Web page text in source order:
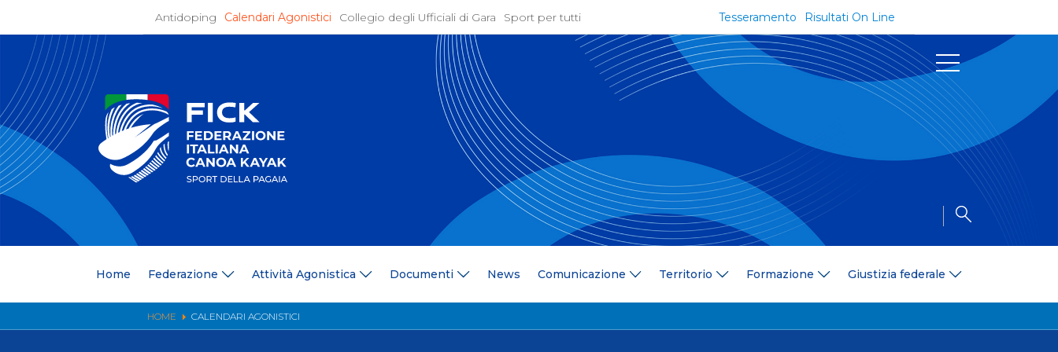
Antidoping Calendari Agonistici Collegio degli Ufficiali di Gara Sport per tutti Risultati On Line
Tesseramento
Home Federazione Attività Agonistica Documenti News Comunicazione Territorio Formazione Giustizia federale
HOME CALENDARI AGONISTICI
Home
Whistleblowing
Attività Agonistica
Convocazioni
Documentazione Tecnica
Risultati On Line
Classifiche
FICK Coach
Dual Career
Documenti
Regolamenti e Codici
Delibere
Amministrazione Trasparente
News Comunicazione Territorio Formazione